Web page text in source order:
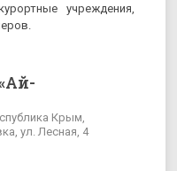
учреждения,
Крым,
ул. Лесная, 4